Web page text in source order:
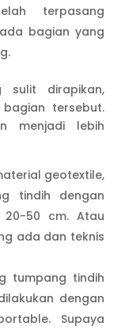
terpasang
bagian yang
dirapikan,
tersebut.
menjadi lebih
geotextile,
tindih dengan
20-50 cm. Atau
ada dan teknis
tumpang tindih
dengan
Supaya